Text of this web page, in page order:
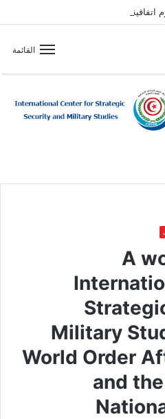
اتفاقية دفاع مشترك
القائمة
A
Military
World Order
and